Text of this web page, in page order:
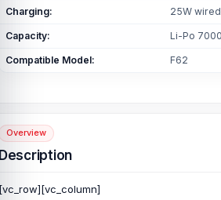
Charging: 25W wired
Capacity: Li-Po
Compatible Model: F62
Overview